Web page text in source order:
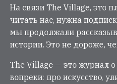
На связи The Village, это
читать нас, нужна
мы продолжали
истории. Это не дороже,
The Village — это журнал
вопреки: про искусство,